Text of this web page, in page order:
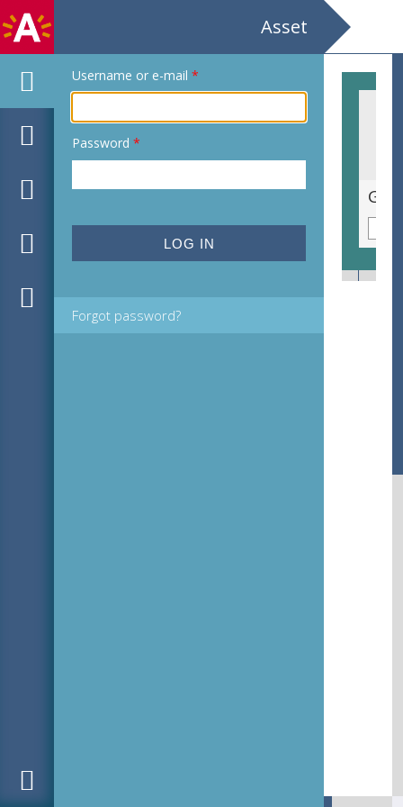
Asset
Username or e-mail *
Password *
Forgot password?
1830 / De Kleine Tamboer der Warande / Drama der Belgische Omwenteling in 5 bedr. door César van Cauwenberghe